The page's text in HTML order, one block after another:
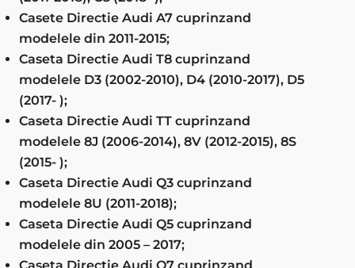
Casete Directie Audi A7 cuprinzand
modelele din 2011-2015;
Caseta Directie Audi T8 cuprinzand
modelele D3 (2002-2010), D4 (2010-2017), D5
(2017- );
Caseta Directie Audi TT cuprinzand
modelele 8J (2006-2014), 8V (2012-2015), 8S
(2015- );
Caseta Directie Audi Q3 cuprinzand
modelele 8U (2011-2018);
Caseta Directie Audi Q5 cuprinzand
modelele din 2005 – 2017;
Caseta Directie Audi Q7 cuprinzand